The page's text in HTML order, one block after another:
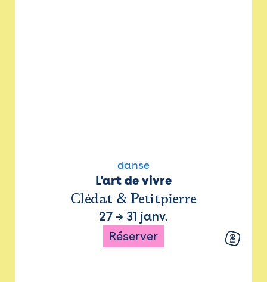
danse
L'art de vivre
Clédat & Petitpierre
27 → 31 janv.
Réserver